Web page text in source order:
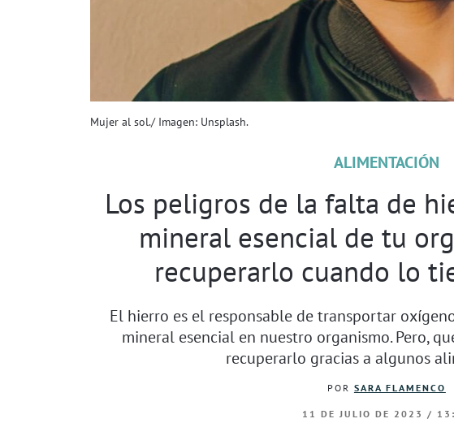
Mujer al sol./ Imagen: Unsplash.
ALIMENTACIÓN
Los peligros de la falta de
mineral esencial de tu
recuperarlo cuando lo
El hierro es el responsable de transportar
mineral esencial en nuestro organismo. Pero,
recuperarlo gracias a algunos
POR SARA FLAMENCO
11 DE JULIO DE 2023 /